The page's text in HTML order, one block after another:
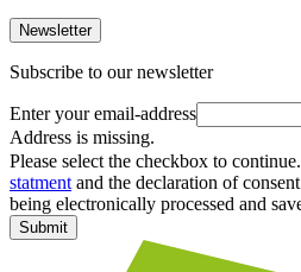
Newsletter
Subscribe to our newsletter
Enter your email-address
Address is missing.
Please select the checkbox to continue.
statmentand the declaration of
being electronically processed and
Submit